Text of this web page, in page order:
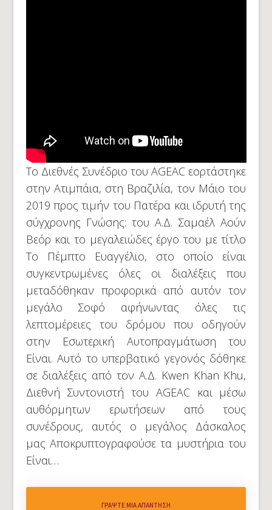
Το Διεθνές Συνέδριο του AGEAC εορτάστηκε
στην Ατιμπάια, στη Βραζιλία, τον Μάιο του
2019 προς τιμήν του Πατέρα και ιδρυτή της
σύγχρονης Γνώσης: του Α.Δ. Σαμαέλ Αούν
Βεόρ και το μεγαλειώδες έργο του με τίτλο
Το Πέμπτο Ευαγγέλιο, στο οποίο είναι
συγκεντρωμένες όλες οι διαλέξεις που
μεταδόθηκαν προφορικά από αυτόν τον
μεγάλο Σοφό αφήνωντας όλες τις
λεπτομέρειες του δρόμου που οδηγούν
στην Εσωτερική Αυτοπραγμάτωση του
Είναι. Αυτό το υπερβατικό γεγονός δόθηκε
σε διαλέξεις από τον Α.Δ. Kwen Khan Khu,
Διεθνή Συντονιστή του AGEAC και μέσω
αυθόρμητων ερωτήσεων από τους
συνέδρους, αυτός ο μεγάλος Δάσκαλος
μας Αποκρυπτογραφούσε τα μυστήρια του
Είναι…
ΓΡΆΨΤΕ ΜΙΑ ΑΠΆΝΤΗΣΗ